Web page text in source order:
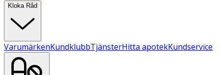
Kloka Råd
VarumärkenKundklubbTjänsterHitta apotekKundservice